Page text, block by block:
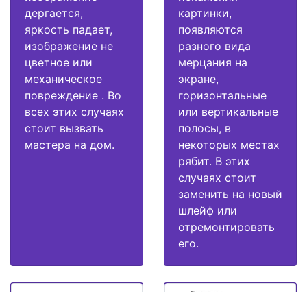
дергается,
яркость падает,
изображение не
цветное или
механическое
повреждение . Во
всех этих случаях
стоит вызвать
мастера на дом.
картинки,
появляются
разного вида
мерцания на
экране,
горизонтальные
или вертикальные
полосы, в
некоторых местах
рябит. В этих
случаях стоит
заменить на новый
шлейф или
отремонтировать
его.